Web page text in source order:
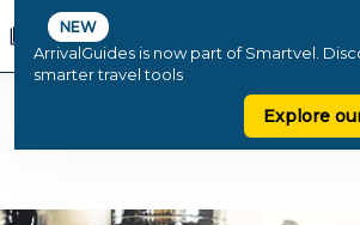
NEW
ArrivalGuides is now part of Smartvel.
smarter travel tools
Explore